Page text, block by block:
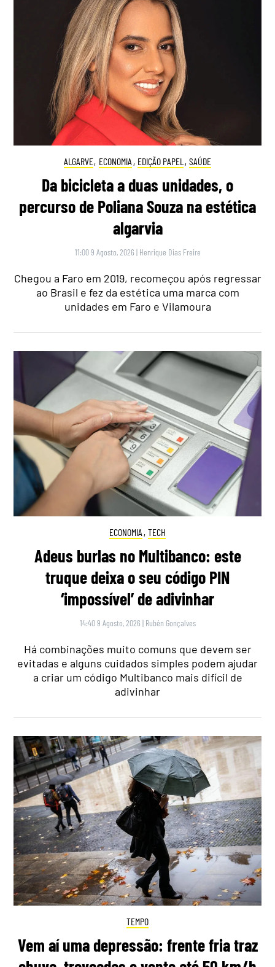
ALGARVE, ECONOMIA , EDIÇÃO PAPEL , SAÚDE
Da bicicleta a duas unidades, o
percurso de Poliana Souza na estética
algarvia
11:00 9 Agosto, 2026 | Henrique Dias Freire
Chegou a Faro em 2019, recomeçou após regressar
ao Brasil e fez da estética uma marca com
unidades em Faro e Vilamoura
ECONOMIA , TECH
Adeus burlas no Multibanco: este
truque deixa o seu código PIN
‘impossível’ de adivinhar
14:40 9 Agosto, 2026 | Rubén Gonçalves
Há combinações muito comuns que devem ser
evitadas e alguns cuidados simples podem ajudar
a criar um código Multibanco mais difícil de
adivinhar
TEMPO
Vem aí uma depressão: frente fria traz